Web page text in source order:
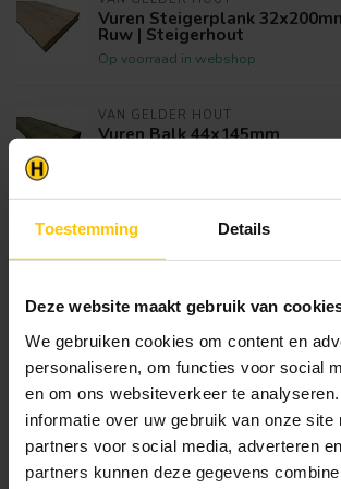
Toestemming Details
Deze website maakt gebruik van
We gebruiken cookies om content en
personaliseren, om functies voor social
en om ons websiteverkeer te
informatie over uw gebruik van onze site
partners voor social media, adverteren
partners kunnen deze gegevens
Vuren Steigerplank
Ruw | Steigerhout
Op voorraad in webshop
VAN GELDER HOUT
Vuren Balk 44x145mm
VAN GELDER HOUT
Geschaafd
Klantenservice
Heb je een vraag? Stel je
bekijk onzeveelgestelde
contact op met de
graag verder met het